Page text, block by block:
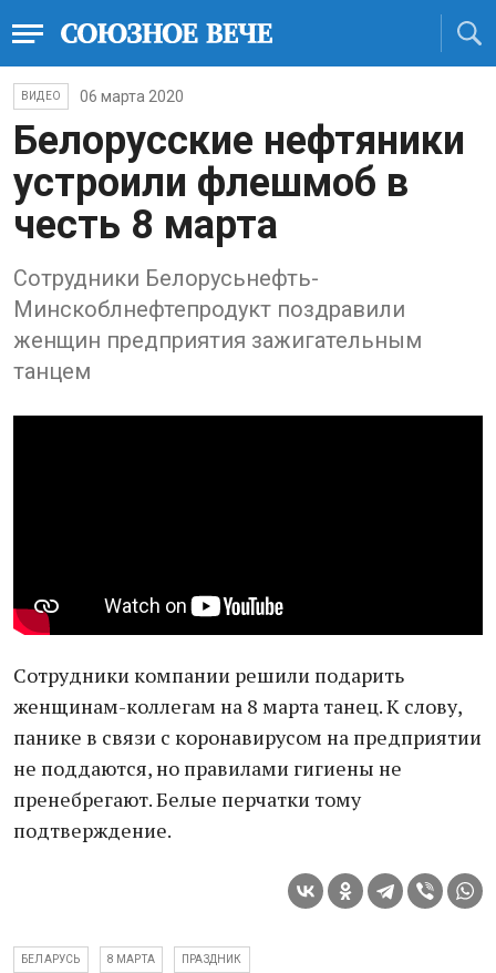
ВИДЕО 06 марта 2020
Белорусские нефтяники
устроили флешмоб в
честь 8 марта
Сотрудники Белорусьнефть-
Минскоблнефтепродукт поздравили
женщин предприятия зажигательным
танцем
Сотрудники компании решили подарить
женщинам-коллегам на 8 марта танец. К слову,
панике в связи с коронавирусом на предприятии
не поддаются, но правилами гигиены не
пренебрегают. Белые перчатки тому
подтверждение.
БЕЛАРУСЬ 8 МАРТА ПРАЗДНИК